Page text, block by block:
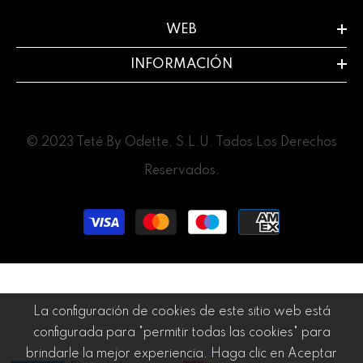
WEB
INFORMACIÓN
© 2023 Teté By Odette, S.L.U. Todos Los Derechos
Reservados.
Métodos
de
La configuración de cookies de este sitio web está
configurada para "permitir todas las cookies" para
brindarle la mejor experiencia. Haga clic en Aceptar